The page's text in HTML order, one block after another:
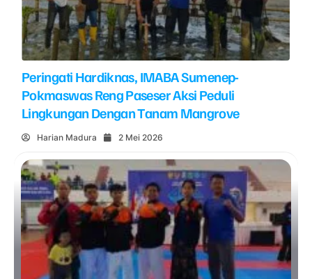
Peringati Hardiknas, IMABA Sumenep-
Pokmaswas Reng Paseser Aksi Peduli
Lingkungan Dengan Tanam Mangrove
Harian Madura 2 Mei 2026